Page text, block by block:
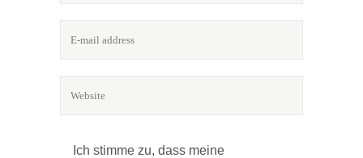
Ich stimme zu, dass meine